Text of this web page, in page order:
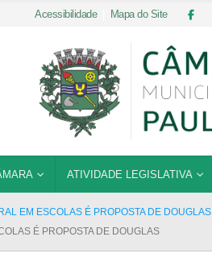
Acessibilidade| Mapa do Site
ATIVIDADE LEGISLATIVA
EM ESCOLAS É PROPOSTA DE DOUGLAS
É PROPOSTA DE DOUGLAS